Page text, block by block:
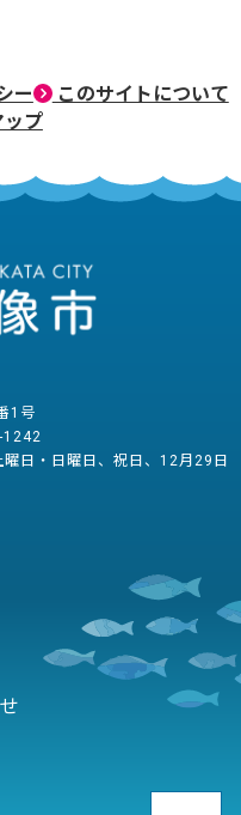
ー
このサイトについて
プ
1号
1242
日・日曜日、祝日、12月29日